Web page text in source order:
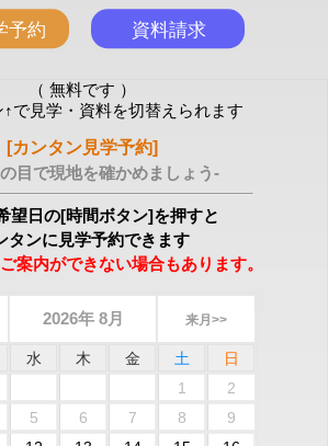
（ 無料です ）
↑で見学・資料を切替えられます
[カンタン見学予約]
目で現地を確かめましょう-
望日の[時間ボタン]を押すと
タンに見学予約できます
案内ができない場合もあります。
2026年 8月 来月>>
水 木 金 土
日
1
2
5 6 7 8
9